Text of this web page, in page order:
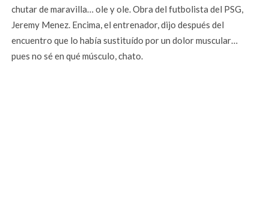
chutar de maravilla… ole y ole. Obra del futbolista del PSG,
Jeremy Menez. Encima, el entrenador, dijo después del
encuentro que lo había sustituído por un dolor muscular…
pues no sé en qué músculo, chato.